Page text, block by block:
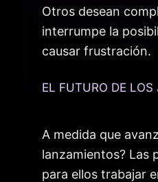
Otros desean
interrumpe la
causar frustración.
EL FUTURO DE LOS
A medida que
lanzamientos? Las
para ellos trabajar